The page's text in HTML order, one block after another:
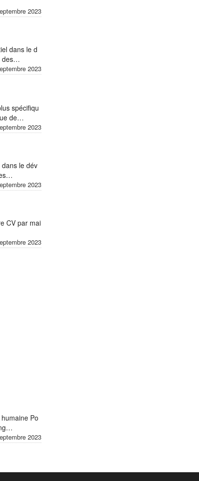
2023
dans le d
des…
2023
spécifiqu
de…
2023
le dév
2023
CV par mai
2023
Po
2023